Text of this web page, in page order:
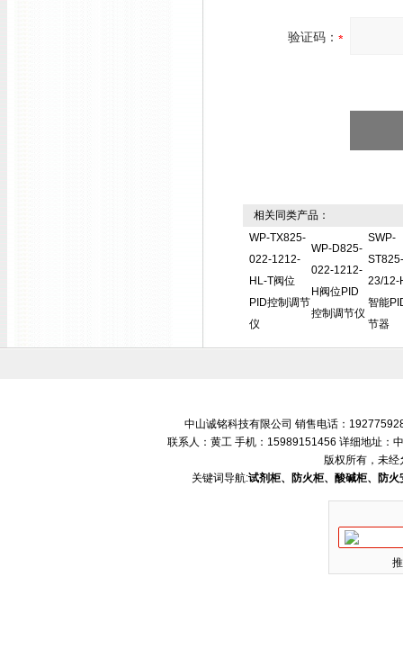
验证码：
相关同类产品：
WP-TX825-
022-1212-
HL-T阀位
PID控制调节
仪
WP-D825-
022-1212-
H阀位PID
控制调节仪
SWP-
23/12-
智能
节器
中山诚铭科技有限公司 销售电话：
联系人：黄工 手机：15989151456 详细地址：
版权所有，未经
关键词导航:试剂柜、防火柜、酸碱柜、防